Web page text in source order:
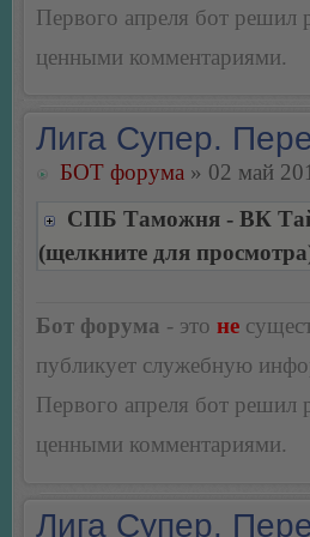
Первого апреля бот решил
ценными комментариями.
Лига Супер.
БОТ форума » 02 май
СПБ Таможня - ВК
(щелкните для
Бот форума - это не
публикует служебную
Первого апреля бот решил
ценными комментариями.
Лига Супер.